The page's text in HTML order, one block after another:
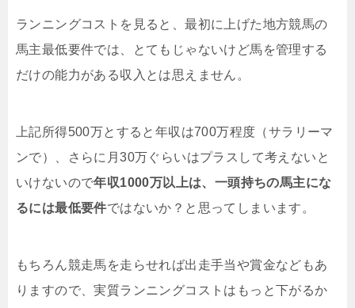
ランニングコストを見ると、最初に上げた地方競馬の
馬主最低要件では、とてもじゃないけど馬を管理する
だけの能力がある収入とは思えません。
上記所得500万とすると年収は700万程度（サラリーマ
ンで）、さらに月30万ぐらいはプラスして考えないと
いけないので年収1000万以上は、一頭持ちの馬主にな
るには最低要件ではないか？と思ってしまいます。
もちろん競走馬を走らせれば出走手当や賞金などもあ
りますので、実質ランニングコストはもっと下がるか